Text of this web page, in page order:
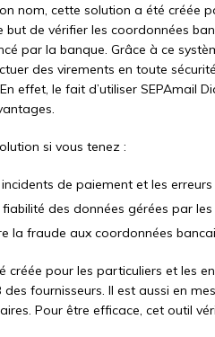
nom, cette solution a été créée
but de vérifier les coordonnées
par la banque. Grâce à ce
des virements en toute
effet, le fait d’utiliser SEPAmail
si vous tenez :
de paiement et les erreurs
des données gérées par
la fraude aux coordonnées
créée pour les particuliers et les
fournisseurs. Il est aussi en
Pour être efficace, cet outil